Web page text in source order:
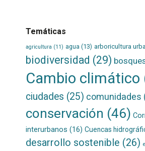
Temáticas
agricultura (11) agua (13) arboricultura
biodiversidad (29)
Cambio climático
ciudades (25) comunidades
conservación (46)
interurbanos (16) Cuencas
desarrollo sostenible (26)